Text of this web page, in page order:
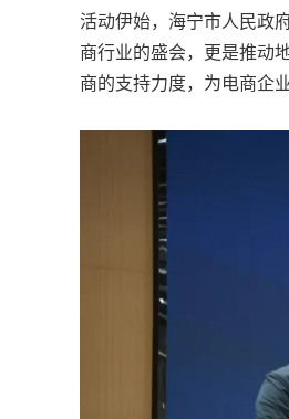
活动伊始，海宁市人民政
商行业的盛会，更是推动
商的支持力度，为电商企